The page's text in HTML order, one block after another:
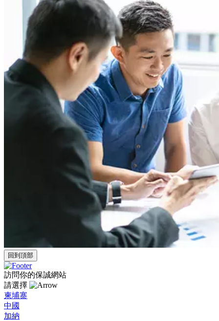
回到頂部
訪問你的保誠網站
請選擇
柬埔寨
中國
加納